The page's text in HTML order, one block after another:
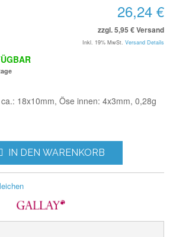
26,24 €
zzgl. 5,95 € Versand
Inkl. 19% MwSt. Versand Details
18x10mm, Öse innen: 4x3mm, 0,28g
IN DEN WARENKORB